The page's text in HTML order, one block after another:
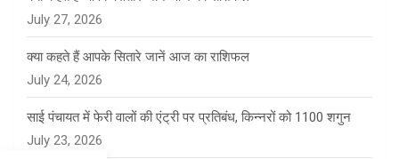
July 27, 2026
क्या कहते हैं आपके सितारे जानें आज का राशिफल
July 24, 2026
साई पंचायत में फेरी वालों की एंट्री पर प्रतिबंध, किन्नरों को 1100 शगुन
July 23, 2026